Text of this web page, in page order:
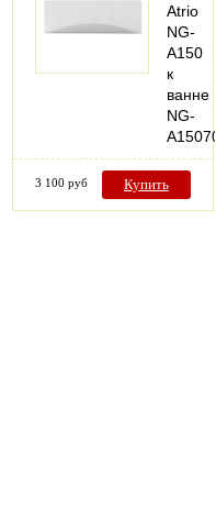
Atrio
NG-
A150
к
ванне
NG-
A15070
3 100 руб Купить